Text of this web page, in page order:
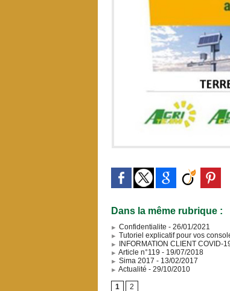
Dans la même rubrique :
Confidentialite - 26/01/2021
Tutoriel explicatif pour vos
INFORMATION CLIENT COVID-
Article n°119 - 19/07/2018
Sima 2017 - 13/02/2017
Actualité - 29/10/2010
1 2